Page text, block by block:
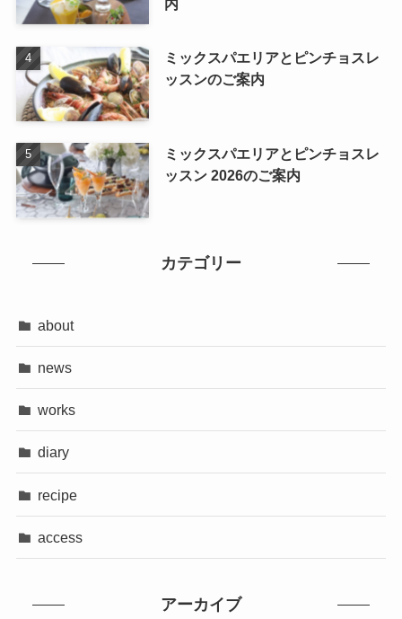
内
ミックスパエリアとピンチョスレ
ッスンのご案内
ミックスパエリアとピンチョスレ
ッスン 2026のご案内
カテゴリー
about
news
works
diary
recipe
access
アーカイブ